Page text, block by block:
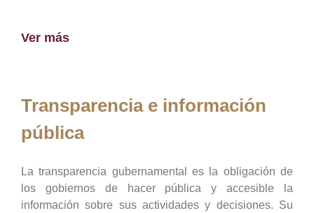
Ver más
Transparencia e información
pública
La transparencia gubernamental es la obligación de
los gobiernos de hacer pública y accesible la
información sobre sus actividades y decisiones. Su